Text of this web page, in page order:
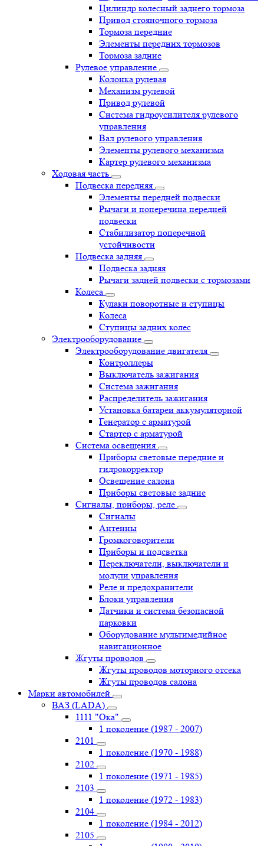
Цилиндр колесный заднего тормоза
Привод стояночного тормоза
Тормоза передние
Элементы передних тормозов
Тормоза задние
Рулевое управление
Колонка рулевая
Механизм рулевой
Привод рулевой
Система гидроусилителя рулевого
управления
Вал рулевого управления
Элементы рулевого механизма
Картер рулевого механизма
Ходовая часть
Подвеска передняя
Элементы передней подвески
Рычаги и поперечина передней
подвески
Стабилизатор поперечной
устойчивости
Подвеска задняя
Подвеска задняя
Рычаги задней подвески с тормозами
Колеса
Кулаки поворотные и ступицы
Колеса
Ступицы задних колес
Электрооборудование
Электрооборудование двигателя
Контроллеры
Выключатель зажигания
Система зажигания
Распределитель зажигания
Установка батареи аккумуляторной
Генератор с арматурой
Стартер с арматурой
Система освещения
Приборы световые передние и
гидрокорректор
Освещение салона
Приборы световые задние
Сигналы, приборы, реле
Сигналы
Антенны
Громкоговорители
Приборы и подсветка
Переключатели, выключатели и
модули управления
Реле и предохранители
Блоки управления
Датчики и система безопасной
парковки
Оборудование мультимедийное
навигационное
Жгуты проводов
Жгуты проводов моторного отсека
Жгуты проводов салона
Марки автомобилей
ВАЗ (LADA)
1111 "Ока"
1 поколение (1987 - 2007)
2101
1 поколение (1970 - 1988)
2102
1 поколение (1971 - 1985)
2103
1 поколение (1972 - 1983)
2104
1 поколение (1984 - 2012)
2105